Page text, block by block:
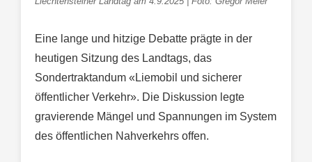
Eine lange und hitzige Debatte prägte in der
heutigen Sitzung des Landtags, das
Sondertraktandum «Liemobil und sicherer
öffentlicher Verkehr». Die Diskussion legte
gravierende Mängel und Spannungen im System
des öffentlichen Nahverkehrs offen.